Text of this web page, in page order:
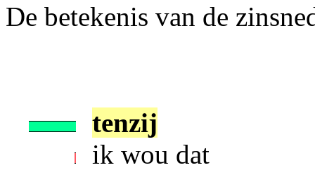
De betekenis van de
tenzij
ik wou dat